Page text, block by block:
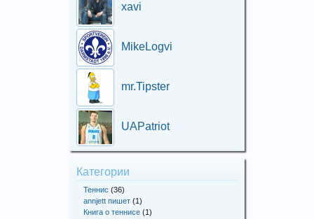
xavi
MikeLogvi
mr.Tipster
UAPatriot
Категории
Теннис (36)
annjett пишет (1)
Книга о теннисе (1)